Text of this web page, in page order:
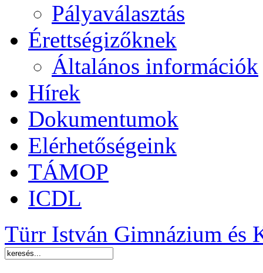
Pályaválasztás
Érettségizőknek
Általános információk
Hírek
Dokumentumok
Elérhetőségeink
TÁMOP
ICDL
Türr István Gimnázium és